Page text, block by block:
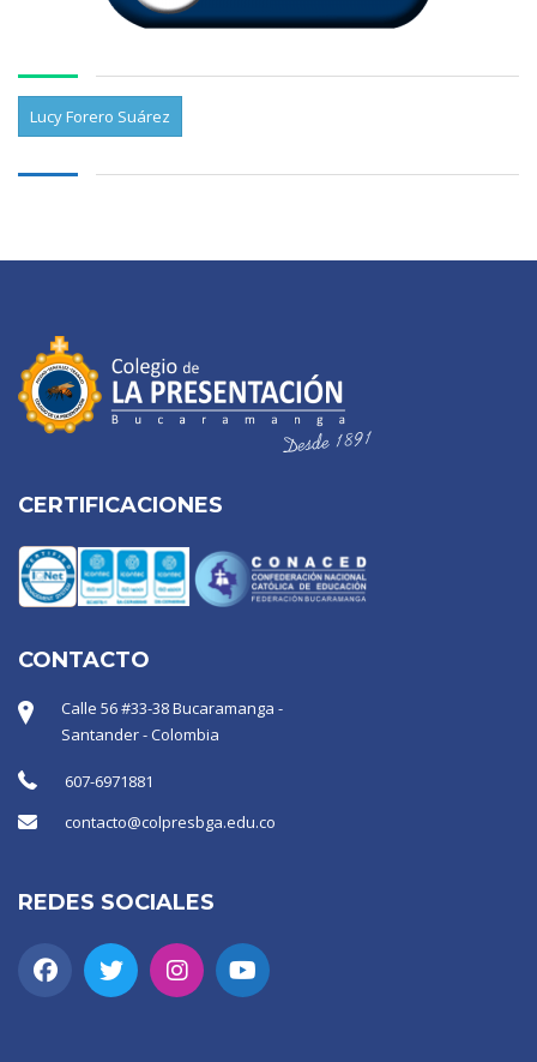
Lucy Forero Suárez
CERTIFICACIONES
CONTACTO
Calle 56 #33-38 Bucaramanga -
Santander - Colombia
607-6971881
contacto@colpresbga.edu.co
REDES SOCIALES